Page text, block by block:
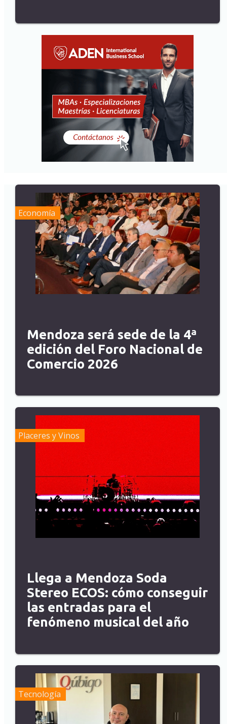
Economía
Mendoza será sede de la 4ª
edición del Foro Nacional de
Comercio 2026
Placeres y Vinos
Llega a Mendoza Soda
Stereo ECOS: cómo conseguir
las entradas para el
fenómeno musical del año
Tecnología